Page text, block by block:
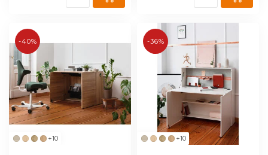
+10
-40%
+10
-36%